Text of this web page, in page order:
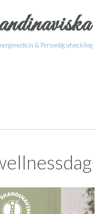
& Personlig utveckling